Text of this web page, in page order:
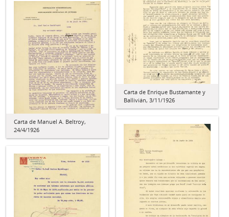
Carta de Enrique Bustamante y
Ballivián, 3/11/1926
Carta de Manuel A. Beltroy,
24/4/1926